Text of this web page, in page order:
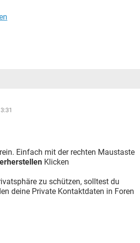
Einfach mit der rechten Maustaste
Klicken
zu schützen, solltest du
deine Private Kontaktdaten in Foren